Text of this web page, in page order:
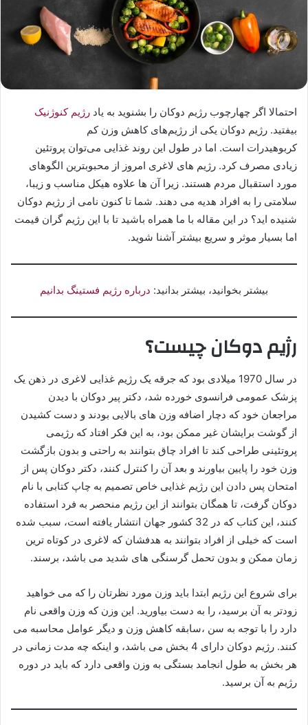
احتمالا اگر چهارچوب رژیم دوکان را بشنوید به یاد رژیم کنوژنیک
بیفتید. رژیم دوکان یکی از رژیم‌های کاهش وزن کم
کربوهیدرات است. اما در طول این روند غذایی می‌توان پروتئین
زیادی مصرف کرد. رژیم های لاغری امروز از محبوبترین الگوهای
مورد استقبال مردم هستند. زیرا آن ها علاوه هیکل مناسب و زیبا،
سلامتی را به افراد هدیه می دهند. شما تا کنون نامی از رژیم دوکان
شنیده اید؟ در این مقاله با ما همراه باشید تا با این رژیم گران قیمت
اما بسیار موثر و سریع بیشتر آشنا شوید.
بیشتر بخوانید، بیشتر بدانید: درباره رژیم فستینگ بدانیم
رژیم دوکان چیست؟
در سال 1970 میلادی بود که جرقه یک رژیم غذایی لاغری در ذهن یک
پزشک عمومی فرانسوی خورده شد، دکتر پیر دوکان با دیدن
مراجعان خود که دچار اضافه وزن های بالایی بودند و دست کشیدن
از گوشت برایشان غیر ممکن بود، به این فکر افتاد که رژیمی
پروتئینی طراحی کند تا افراد چاق بتوانند به راحتی و بدون بازگشت
وزن خود را پایین بیاورند و بعد آن را کنترل کنند، دکتر دوکان پس از
امتحان پس دادن این رژیم غذایی خاص تصمیم به چاپ کتابی با نام
دوکان گرفت، تا همگان بتوانند از این رژیم منحصر به فرد استفاده
کنند، این کتاب که در 32 کشور جهان انتشار یافته است، سبب شده
است که خیلی از افراد بتوانند به هدفشان که لاغری در کوتاه ترین
زمان ممکن و بدون تحمل گرسنگی های شدید می باشد، برسند.
برای شروع این رژیم ابتدا باید وزن مورد نظرتان را که می خواهید
زودتر به آن برسید، را به دست بیاورید. این وزن که وزن واقعی نام
دارد را با توجه به سن ،سابقه کاهش وزن و دیگر عوامل محاسبه می
کنند. رژیم دوکان دارای 4 بخش می باشد، و اینکه چه مدت زمانی در
هر بخش به طول انجامد بستگی به وزن واقعی دارد که باید در دوره
رژیم به آن برسید.